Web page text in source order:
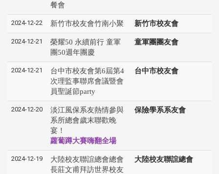
餐會
2024-12-22 新竹市校友會竹南小聚 新竹市校友會
2024-12-21
榮耀50 永續前行 童軍
團50週年團慶
童軍團團友會
2024-12-21
台中市校友會第6屆第4
次理監事聯席會議暨會
員聖誕節party
台中市校友會
2024-12-20
淡江風保系友熱情參與
系所總會歲末聯歡晚
宴！
蘿蔔蹲大賽嗨翻全場
保險學系系友會
2024-12-19
大陸校友聯誼總會總會
長莊文甫拜訪世界校友
大陸校友聯誼總會